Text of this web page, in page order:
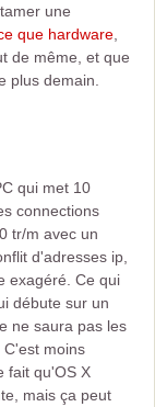
une
que hardware
de même, et que
plus demain.
qui met 10
connections
tr/m avec un
d'adresses ip,
exagéré. Ce qui
débute sur un
ne saura pas les
moins
fait qu'OS X
mais ça peut